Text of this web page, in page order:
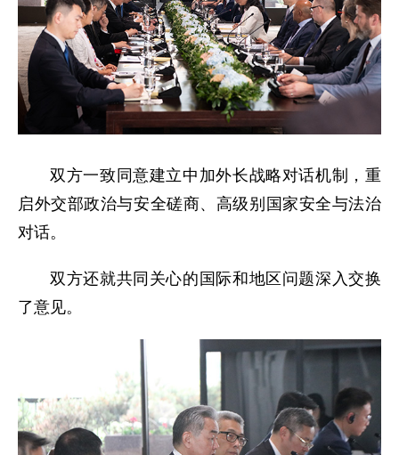
双方一致同意建立中加外长战略对话机制，重
启外交部政治与安全磋商、高级别国家安全与法治
对话。
双方还就共同关心的国际和地区问题深入交换
了意见。